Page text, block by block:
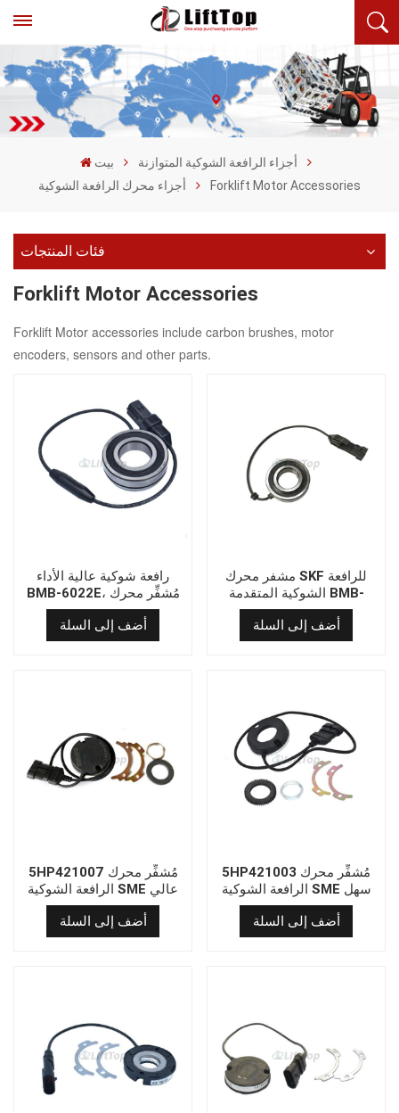
بيت
أجزاء الرافعة الشوكية المتوازنة
أجزاء محرك الرافعة الشوكية
Forklift Motor Accessories
فئات المنتجات
Forklift Motor Accessories
Forklift Motor accessories include carbon brushes, motor
encoders, sensors and other parts.
رافعة شوكية عالية الأداء
BMB-6022E، مُشفِّر محرك
SKF
أضف إلى السلة
مشفر محرك SKF للرافعة
الشوكية المتقدمة BMB-
6206/064S2/EA144A
أضف إلى السلة
5HP421007 مُشفِّر محرك
الرافعة الشوكية SME عالي
الجودة
أضف إلى السلة
5HP421003 مُشفِّر محرك
الرافعة الشوكية SME سهل
التركيب
أضف إلى السلة